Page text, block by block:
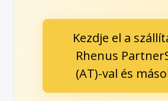
Kezdje el a
Rhenus
(AT)-val és